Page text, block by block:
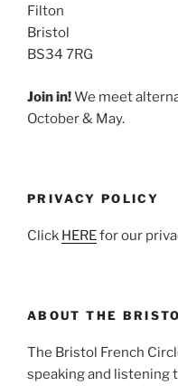
Filton
Bristol
BS34 7RG
Join in!We meet
October & May.
PRIVACY POLICY
Click HEREfor our
ABOUT THE
The Bristol French
speaking and listening